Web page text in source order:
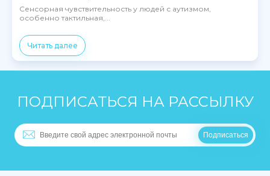
Сенсорная чувствительность у людей с аутизмом,
особенно тактильная,...
Читать далее
ПОДПИСАТЬСЯ НА РАССЫЛКУ